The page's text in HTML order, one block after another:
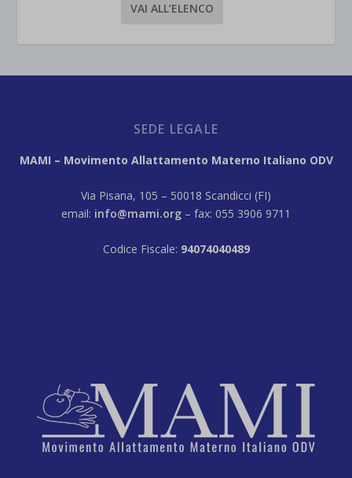
VAI ALL’ELENCO
SEDE LEGALE
MAMI – Movimento Allattamento Materno Italiano ODV
Via Pisana, 105 – 50018 Scandicci (FI)
email: info@mami.org – fax: 055 3906 9711
Codice Fiscale: 94074040489